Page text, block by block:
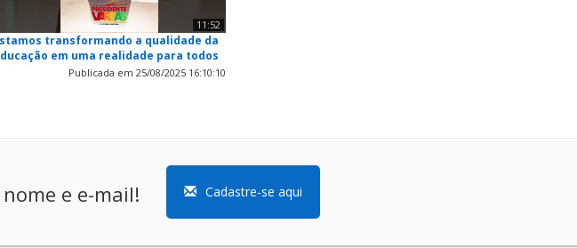
11:52
transformando a qualidade da
em uma realidade para todos
Publicada em 25/08/2025 16:10:10
e e-mail! Cadastre-se aqui